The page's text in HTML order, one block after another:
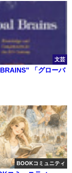
文芸
「グローバ
BOOKコミュニティ